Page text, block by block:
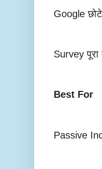
Google
Survey
Best For
Passive